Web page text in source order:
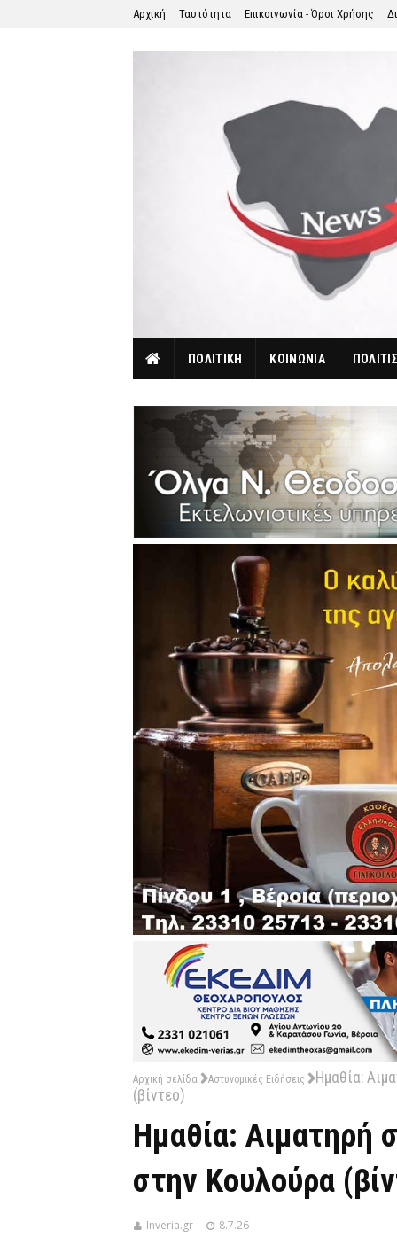
Αρχική Ταυτότητα Επικοινωνία - Όροι Χρήσης
ΠΟΛΙΤΙΚΗ ΚΟΙΝΩΝΙΑ
Αρχική σελίδα Αστυνομικές Ειδήσεις
Ημαθία:
(βίντεο)
Ημαθία: Αιματηρή
στην Κουλούρα
Inveria.gr 8.7.26